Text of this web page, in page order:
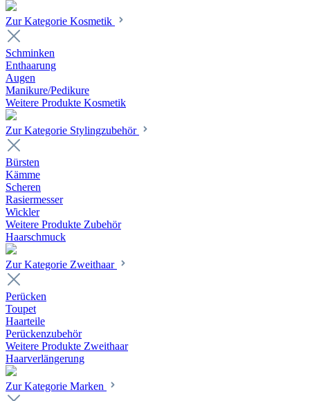
Zur Kategorie Kosmetik
Schminken
Enthaarung
Augen
Manikure/Pedikure
Weitere Produkte Kosmetik
Zur Kategorie Stylingzubehör
Bürsten
Kämme
Scheren
Rasiermesser
Wickler
Weitere Produkte Zubehör
Haarschmuck
Zur Kategorie Zweithaar
Perücken
Toupet
Haarteile
Perückenzubehör
Weitere Produkte Zweithaar
Haarverlängerung
Zur Kategorie Marken